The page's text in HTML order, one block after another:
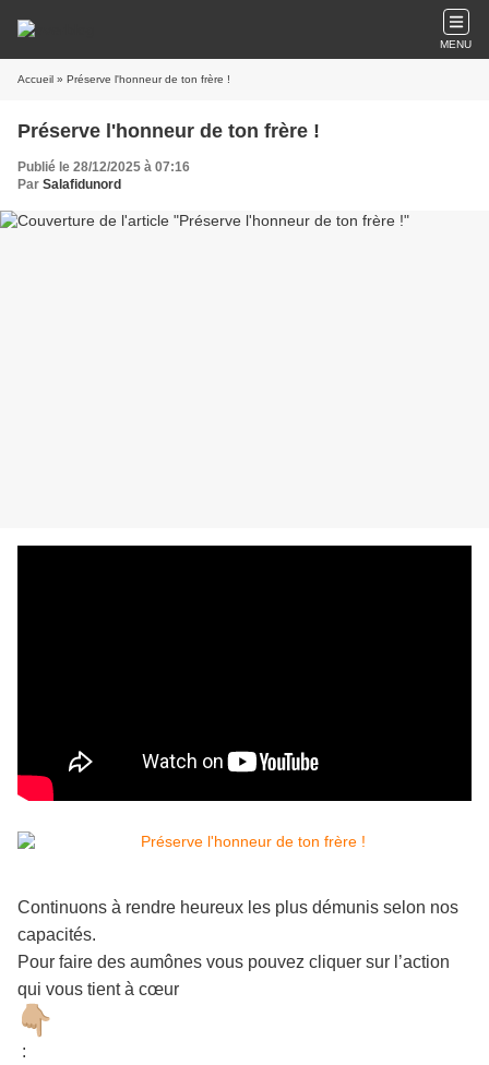
MENU
Accueil » Préserve l'honneur de ton frère !
Préserve l'honneur de ton frère !
Publié le 28/12/2025 à 07:16
Par Salafidunord
Continuons à rendre heureux les plus démunis selon nos
capacités.
Pour faire des aumônes vous pouvez cliquer sur l’action
qui vous tient à cœur
: